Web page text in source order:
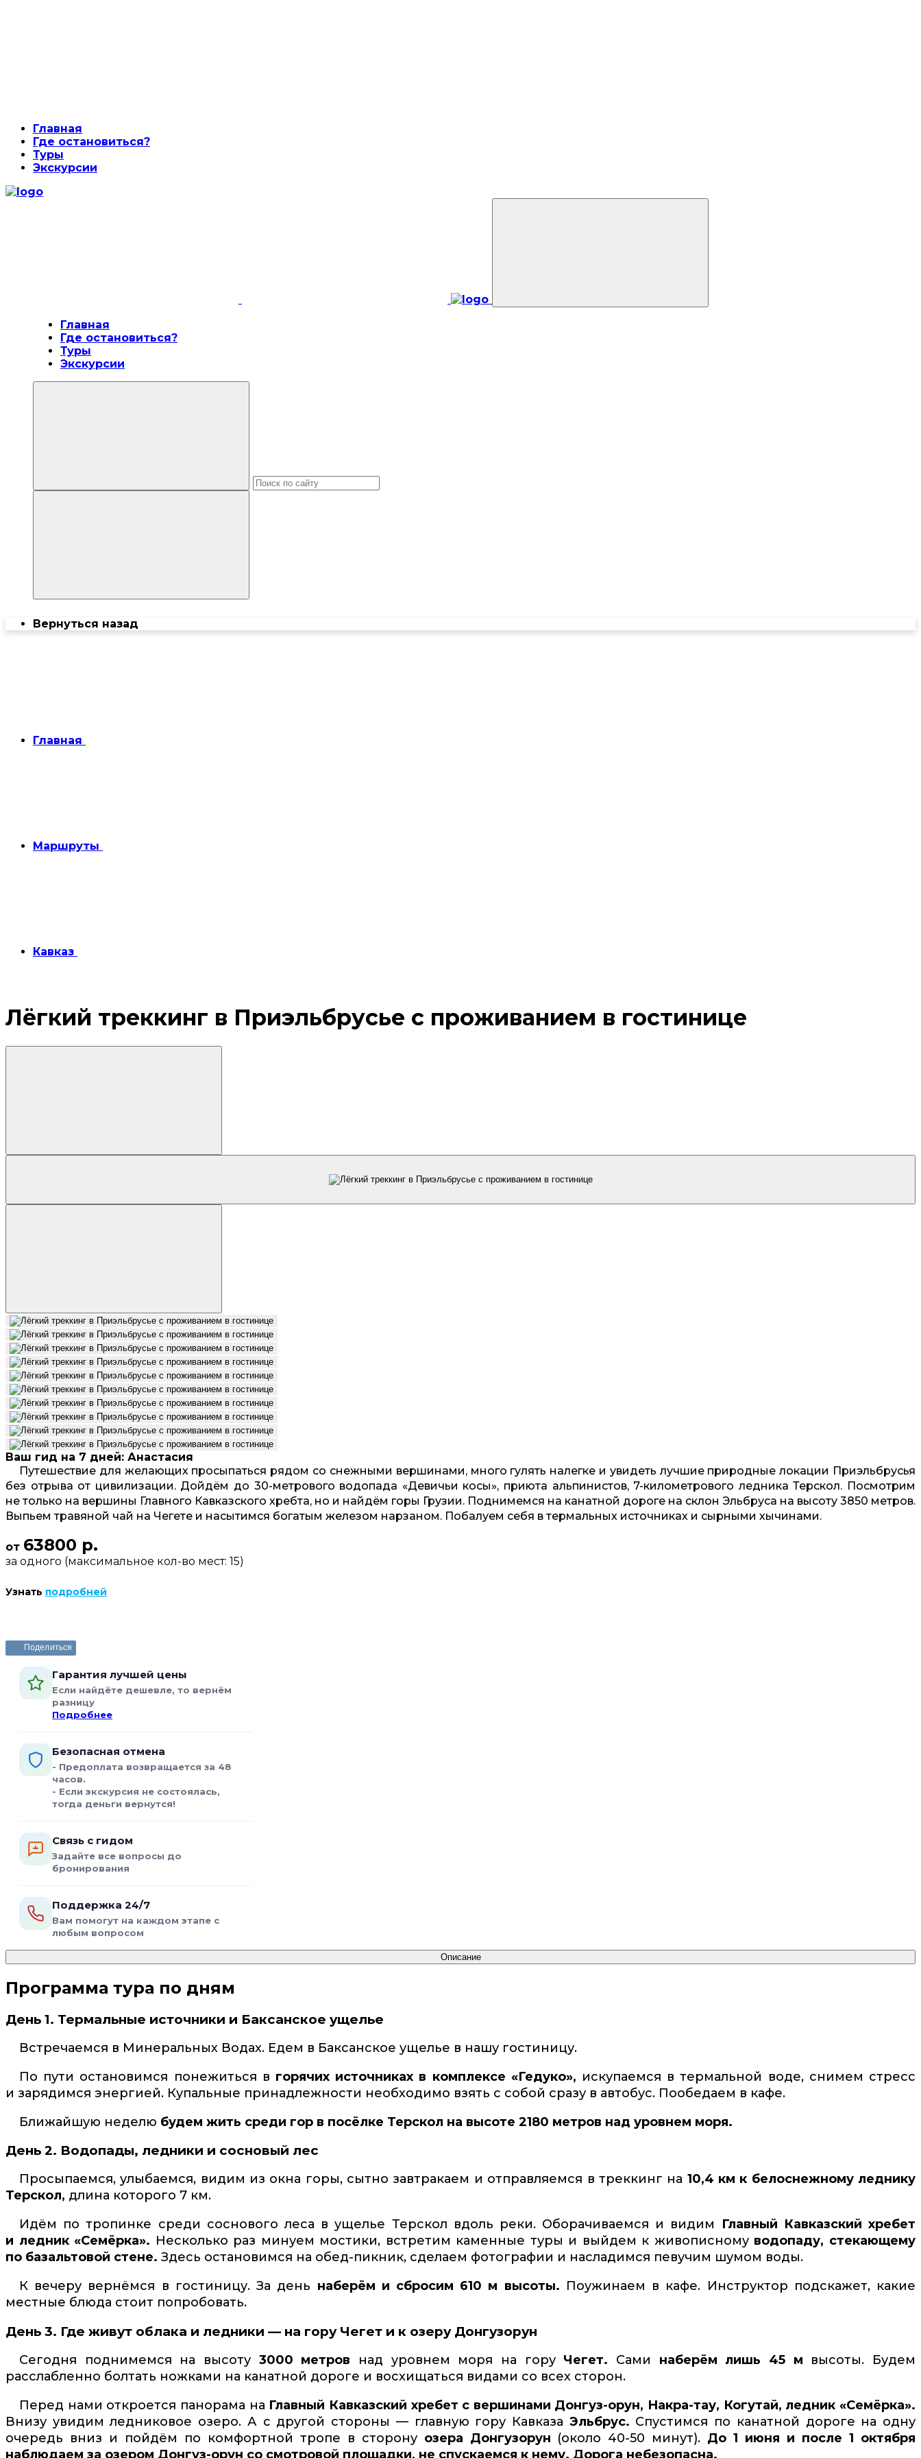
Главная
Где остановиться?
Туры
Экскурсии
Главная
Где остановиться?
Туры
Экскурсии
Вернуться назад
Главная
Маршруты
Кавказ
Лёгкий треккинг в Приэльбрусье с проживанием в гостинице
Ваш гид на 7 дней: Анастасия
Путешествие для желающих просыпаться рядом со снежными вершинами, много гулять налегке и увидеть лучшие природные локации Приэльбрусья
без отрыва от цивилизации. Дойдём до 30-метрового водопада «Девичьи косы», приюта альпинистов, 7-километрового ледника Терскол. Посмотрим
не только на вершины Главного Кавказского хребта, но и найдём горы Грузии. Поднимемся на канатной дороге на склон Эльбруса на высоту 3850 метров.
Выпьем травяной чай на Чегете и насытимся богатым железом нарзаном. Побалуем себя в термальных источниках и сырными хычинами.
от 63800 р.
за одного (максимальное кол-во мест: 15)
Узнать подробней
Поделиться
Гарантия лучшей цены
Если найдёте дешевле, то вернём
разницу
Подробнее
Безопасная отмена
- Предоплата возвращается за 48
часов.
- Если экскурсия не состоялась,
тогда деньги вернутся!
Связь с гидом
Задайте все вопросы до
бронирования
Поддержка 24/7
Вам помогут на каждом этапе с
любым вопросом
Описание
Программа тура по дням
День 1. Термальные источники и Баксанское ущелье
Встречаемся в Минеральных Водах. Едем в Баксанское ущелье в нашу гостиницу.
По пути остановимся понежиться в горячих источниках в комплексе «Гедуко», искупаемся в термальной воде, снимем стресс
и зарядимся энергией. Купальные принадлежности необходимо взять с собой сразу в автобус. Пообедаем в кафе.
Ближайшую неделю будем жить среди гор в посёлке Терскол на высоте 2180 метров над уровнем моря.
День 2. Водопады, ледники и сосновый лес
Просыпаемся, улыбаемся, видим из окна горы, сытно завтракаем и отправляемся в треккинг на 10,4 км к белоснежному леднику
Терскол, длина которого 7 км.
Идём по тропинке среди соснового леса в ущелье Терскол вдоль реки. Оборачиваемся и видим
Главный Кавказский хребет
и ледник «Семёрка». Несколько раз минуем мостики, встретим каменные туры и выйдем к живописному водопаду, стекающему
по базальтовой стене. Здесь остановимся на обед-пикник, сделаем фотографии и насладимся певучим шумом воды.
К вечеру вернёмся в гостиницу. За день наберём и сбросим 610 м высоты. Поужинаем в кафе. Инструктор подскажет, какие
местные блюда стоит попробовать.
День 3. Где живут облака и ледники — на гору Чегет и к озеру Донгузорун
Сегодня поднимемся на высоту 3000 метров над уровнем моря на гору Чегет. Сами наберём лишь 45 м высоты. Будем
расслабленно болтать ножками на канатной дороге и восхищаться видами со всех сторон.
Перед нами откроется панорама на Главный Кавказский хребет с вершинами Донгуз-орун, Накра-тау, Когутай, ледник «Семёрка».
Внизу увидим ледниковое озеро. А с другой стороны — главную гору Кавказа Эльбрус. Спустимся по канатной дороге на одну
очередь вниз и пойдём по комфортной тропе в сторону озера Донгузорун (около 40-50 минут). До 1 июня и после 1 октября
наблюдаем за озером Донгуз-орун со смотровой площадки, не спускаемся к нему. Дорога небезопасна.